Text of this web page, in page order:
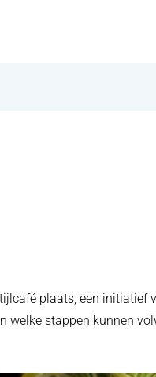
plaats, een initiatief
welke stappen kunnen